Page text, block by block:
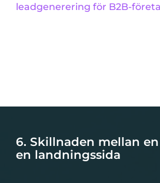
leadgenerering för B2B-
6. Skillnaden mellan
en landningssida